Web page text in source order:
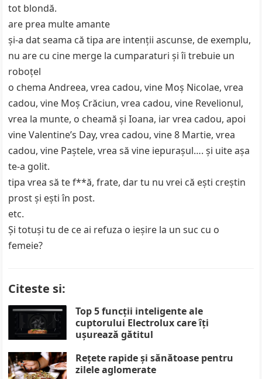
tot blondă.
are prea multe amante
şi-a dat seama că tipa are intenţii ascunse, de exemplu,
nu are cu cine merge la cumparaturi şi îi trebuie un
roboţel
o chema Andreea, vrea cadou, vine Moş Nicolae, vrea
cadou, vine Moş Crăciun, vrea cadou, vine Revelionul,
vrea la munte, o cheamă şi Ioana, iar vrea cadou, apoi
vine Valentine’s Day, vrea cadou, vine 8 Martie, vrea
cadou, vine Paştele, vrea să vine iepuraşul…. şi uite aşa
te-a golit.
tipa vrea să te f**ă, frate, dar tu nu vrei că eşti creştin
prost şi eşti în post.
etc.
Şi totuşi tu de ce ai refuza o ieşire la un suc cu o
femeie?
Citeste si:
Top 5 funcții inteligente ale
cuptorului Electrolux care îți
ușurează gătitul
Rețete rapide și sănătoase pentru
zilele aglomerate